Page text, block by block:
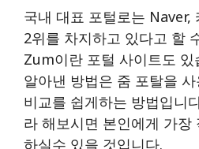
국내 대표 포털로는 Naver,
2위를 차지하고 있다고 할
Zum이란 포털 사이트도 있
알아낸 방법은 줌 포탈을
비교를 쉽게하는 방법입니
라 해보시면 본인에게 가장
하실수 있을 것입니다.